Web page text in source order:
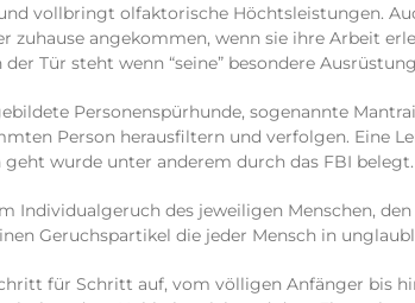
vollbringt olfaktorische Höchtsleistungen.
zuhause angekommen, wenn sie ihre Arbeit
Tür steht wenn “seine” besondere
Personenspürhunde, sogenannte
Person herausfiltern und verfolgen. Eine
geht wurde unter anderem durch das FBI belegt.
Individualgeruch des jeweiligen Menschen,
Geruchspartikel die jeder Mensch in
für Schritt auf, vom völligen Anfänger bis